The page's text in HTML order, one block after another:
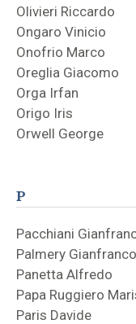
Olivieri Riccardo
Ongaro Vinicio
Onofrio Marco
Oreglia Giacomo
Orga Irfan
Origo Iris
Orwell George
P
Pacchiani
Palmery Gianfranco
Panetta Alfredo
Papa Ruggiero
Paris Davide